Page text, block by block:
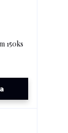
150ks